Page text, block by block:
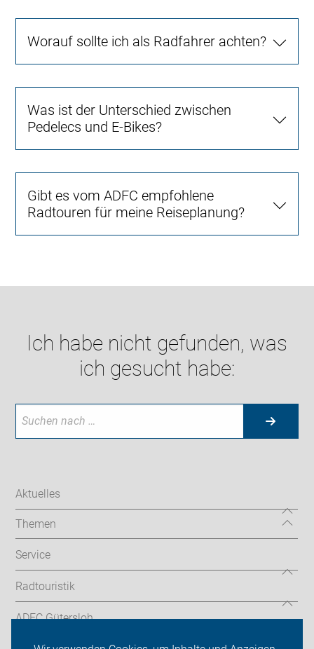
Worauf sollte ich als Radfahrer achten?
Was ist der Unterschied zwischen
Pedelecs und E-Bikes?
Gibt es vom ADFC empfohlene
Radtouren für meine Reiseplanung?
Ich habe nicht gefunden, was
ich gesucht habe:
Aktuelles
Themen
Service
Radtouristik
ADFC Gütersloh